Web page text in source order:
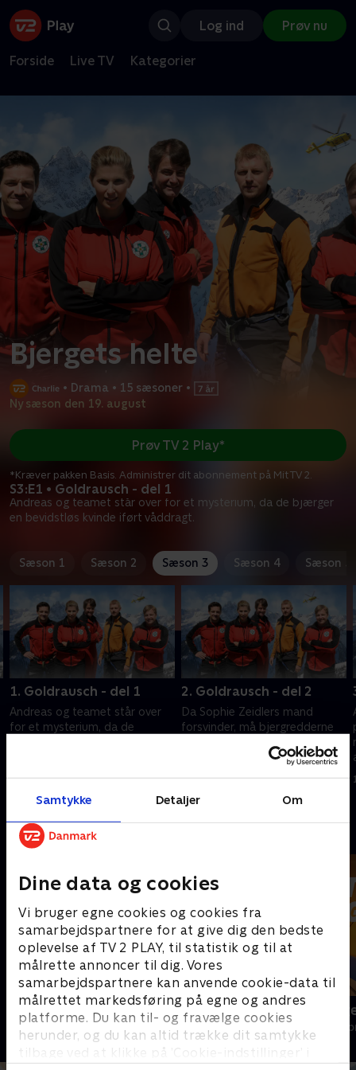
Samtykke Detaljer Om
Dine data og cookies
Vi bruger egne cookies og cookies fra
samarbejdspartnere for at give dig den bedste
oplevelse af TV 2 PLAY, til statistik og til at
målrette annoncer til dig. Vores
samarbejdspartnere kan anvende cookie-data til
målrettet markedsføring på egne og andres
platforme. Du kan til- og fravælge cookies
herunder, og du kan altid trække dit samtykke
tilbage ved at klikke på ’Cookie-indstillinger’ i
Log ind Prøv nu
Forside Live TV Kategorier
Bjergets helte
• Drama • 15 sæsoner •
Ny sæson den 19. august
S3:E1 • Goldrausch - del 1
Andreas og teamet står over for et mysterium, da de bjærger
en bevidstløs kvinde iført våddragt.
Prøv TV 2 Play*
*Kræver pakken Basis. Administrer dit abonnement på Mit TV 2.
Sæson 1 Sæson 2 Sæson 3 Sæson 4 Sæson 5
1. Goldrausch - del 1
Andreas og teamet står over
for et mysterium, da de
10. januar 2024 • 43 min
2. Goldrausch - del 2
Da Sophie Zeidlers mand
forsvinder, må bjergredderne
kun hans ting, en kvindes tøj og
11. januar 2024 • 43 min
Andre så også
Bjerglægen
Drama • 18 sæsoner
Luftens
Drama • 3